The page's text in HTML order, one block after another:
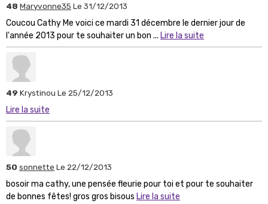
48 Maryvonne35 Le 31/12/2013
Coucou Cathy Me voici ce mardi 31 décembre le dernier jour de
l'année 2013 pour te souhaiter un bon ... Lire la suite
49 Krystinou Le 25/12/2013
Lire la suite
50 sonnette Le 22/12/2013
bosoir ma cathy, une pensée fleurie pour toi et pour te souhaiter
de bonnes fêtes! gros gros bisous Lire la suite